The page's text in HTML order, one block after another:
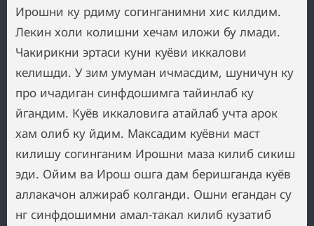
Ирошни ку рдиму согинганимни хис килдим.
Лекин холи колишни хечам иложи бу лмади.
Чакирикни эртаси куни куёви иккалови
келишди. У зим умуман ичмасдим, шуничун ку
про ичадиган синфдошимга тайинлаб ку
йгандим. Куёв иккаловига атайлаб учта арок
хам олиб ку йдим. Максадим куёвни маст
килишу согинганим Ирошни маза килиб сикиш
эди. Ойим ва Ирош ошга дам беришганда куёв
аллакачон алжираб колганди. Ошни егандан су
нг синфдошимни амал-такал килиб кузатиб